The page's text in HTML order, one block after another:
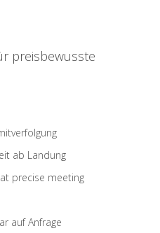
preisbewusste
ab Landung
precise meeting
auf Anfrage